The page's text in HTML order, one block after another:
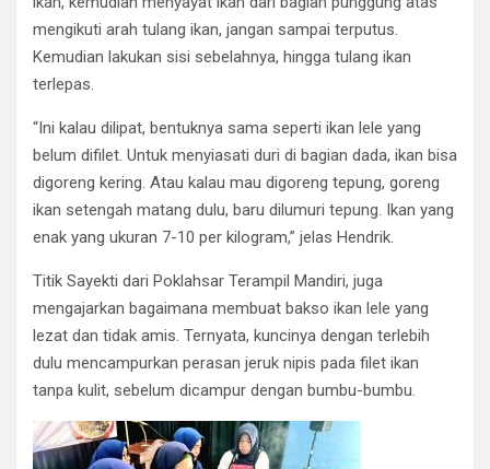
mengikuti arah tulang ikan, jangan sampai terputus.
Kemudian lakukan sisi sebelahnya, hingga tulang ikan
terlepas.
“Ini kalau dilipat, bentuknya sama seperti ikan lele yang
belum difilet. Untuk menyiasati duri di bagian dada, ikan bisa
digoreng kering. Atau kalau mau digoreng tepung, goreng
ikan setengah matang dulu, baru dilumuri tepung. Ikan yang
enak yang ukuran 7-10 per kilogram,” jelas Hendrik.
Titik Sayekti dari Poklahsar Terampil Mandiri, juga
mengajarkan bagaimana membuat bakso ikan lele yang
lezat dan tidak amis. Ternyata, kuncinya dengan terlebih
dulu mencampurkan perasan jeruk nipis pada filet ikan
tanpa kulit, sebelum dicampur dengan bumbu-bumbu.